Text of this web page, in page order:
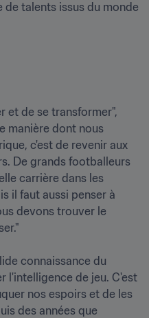
de talents issus du monde
et de se transformer",
manière dont nous
c'est de revenir aux
De grands footballeurs
carrière dans les
il faut aussi penser à
devons trouver le
connaissance du
l'intelligence de jeu. C'est
nos espoirs et de les
des années que